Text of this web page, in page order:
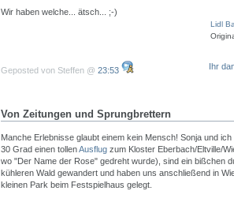
Lidl
Wir haben welche... ätsch... ;-)
Geposted von Steffen @ 23:53 Ihr
Von Zeitungen und Sprungbrettern
Manche Erlebnisse glaubt einem kein Mensch! Sonja und
30 Grad einen tollenAusflug zum Kloster Eberbach/Eltville/
wo "Der Name der Rose" gedreht wurde), sind ein bißchen
kühleren Wald gewandert und haben uns anschließend in
kleinen Park beim Festspielhaus gelegt.